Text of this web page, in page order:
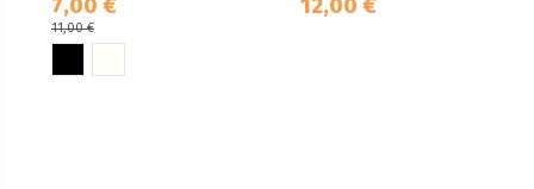
7,00 €
11,00 €
12,00 €